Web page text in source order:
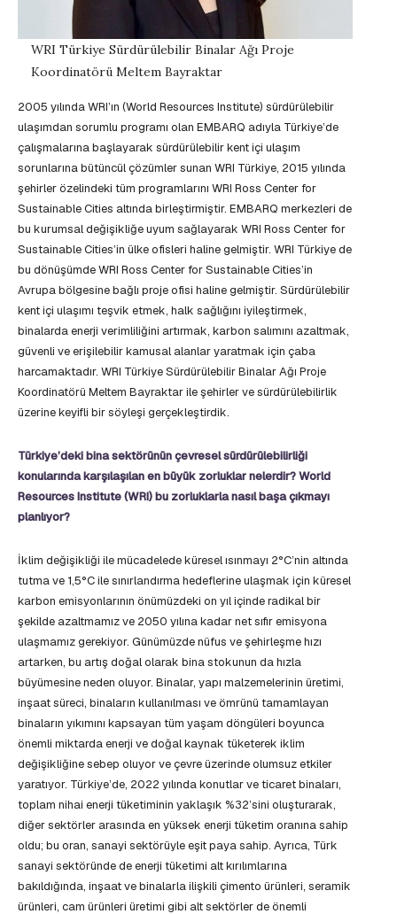
WRI Türkiye Sürdürülebilir Binalar Ağı Proje
Koordinatörü Meltem Bayraktar
2005 yılında WRI’ın (World Resources Institute) sürdürülebilir
ulaşımdan sorumlu programı olan EMBARQ adıyla Türkiye’de
çalışmalarına başlayarak sürdürülebilir kent içi ulaşım
sorunlarına bütüncül çözümler sunan WRI Türkiye, 2015 yılında
şehirler özelindeki tüm programlarını WRI Ross Center for
Sustainable Cities altında birleştirmiştir. EMBARQ merkezleri de
bu kurumsal değişikliğe uyum sağlayarak WRI Ross Center for
Sustainable Cities’in ülke ofisleri haline gelmiştir. WRI Türkiye de
bu dönüşümde WRI Ross Center for Sustainable Cities’in
Avrupa bölgesine bağlı proje ofisi haline gelmiştir. Sürdürülebilir
kent içi ulaşımı teşvik etmek, halk sağlığını iyileştirmek,
binalarda enerji verimliliğini artırmak, karbon salımını azaltmak,
güvenli ve erişilebilir kamusal alanlar yaratmak için çaba
harcamaktadır. WRI Türkiye Sürdürülebilir Binalar Ağı Proje
Koordinatörü Meltem Bayraktar ile şehirler ve sürdürülebilirlik
üzerine keyifli bir söyleşi gerçekleştirdik.
Türkiye’deki bina sektörünün çevresel sürdürülebilirliği
konularında karşılaşılan en büyük zorluklar nelerdir? World
Resources Institute (WRI) bu zorluklarla nasıl başa çıkmayı
planlıyor?
İklim değişikliği ile mücadelede küresel ısınmayı 2°C’nin altında
tutma ve 1,5°C ile sınırlandırma hedeflerine ulaşmak için küresel
karbon emisyonlarının önümüzdeki on yıl içinde radikal bir
şekilde azaltmamız ve 2050 yılına kadar net sıfır emisyona
ulaşmamız gerekiyor. Günümüzde nüfus ve şehirleşme hızı
artarken, bu artış doğal olarak bina stokunun da hızla
büyümesine neden oluyor. Binalar, yapı malzemelerinin üretimi,
inşaat süreci, binaların kullanılması ve ömrünü tamamlayan
binaların yıkımını kapsayan tüm yaşam döngüleri boyunca
önemli miktarda enerji ve doğal kaynak tüketerek iklim
değişikliğine sebep oluyor ve çevre üzerinde olumsuz etkiler
yaratıyor. Türkiye’de, 2022 yılında konutlar ve ticaret binaları,
toplam nihai enerji tüketiminin yaklaşık %32’sini oluşturarak,
diğer sektörler arasında en yüksek enerji tüketim oranına sahip
oldu; bu oran, sanayi sektörüyle eşit paya sahip. Ayrıca, Türk
sanayi sektöründe de enerji tüketimi alt kırılımlarına
bakıldığında, inşaat ve binalarla ilişkili çimento ürünleri, seramik
ürünleri, cam ürünleri üretimi gibi alt sektörler de önemli